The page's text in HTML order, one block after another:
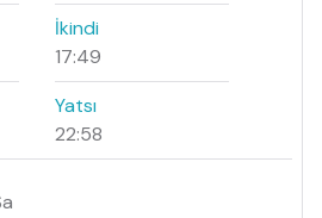
İkindi
17:49
Yatsı
22:58